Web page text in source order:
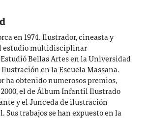
en 1974. Ilustrador, cineasta y
estudio multidisciplinar
Bellas Artes en la Universidad
en la Escuela Massana.
ha obtenido numerosos premios,
el de Álbum Infantil Ilustrado
y el Junceda de ilustración
trabajos se han expuesto en la